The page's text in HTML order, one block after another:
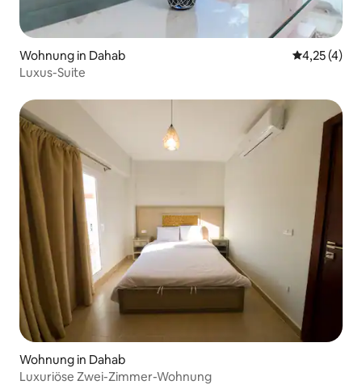
Wohnung in Dahab
4,25 (4)
Luxus-Suite
Wohnung in Dahab
Luxuriöse Zwei-Zimmer-Wohnung